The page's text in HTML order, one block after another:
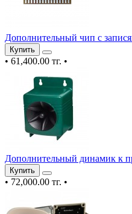
Дополнительный чип с
Купить
• 61,400.00 тг. •
Дополнительный динамик к
Купить
• 72,000.00 тг. •